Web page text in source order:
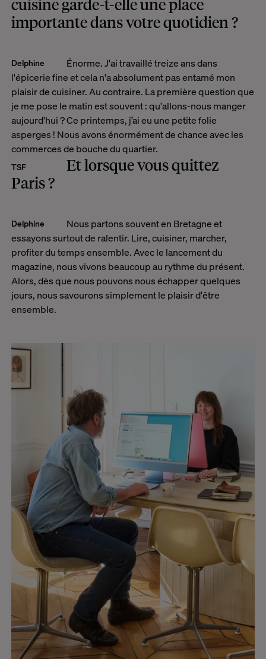
importante dans votre quotidien ?
Delphine
Énorme. J'ai travaillé treize ans dans
l'épicerie fine et cela n'a absolument pas entamé mon
plaisir de cuisiner. Au contraire. La première question que
je me pose le matin est souvent : qu'allons-nous manger
aujourd'hui ? Ce printemps, j’ai eu une petite folie
asperges ! Nous avons énormément de chance avec les
commerces de bouche du quartier.
TSF
Et lorsque vous quittez
Paris ?
Delphine
Nous partons souvent en Bretagne et
essayons surtout de ralentir. Lire, cuisiner, marcher,
profiter du temps ensemble. Avec le lancement du
magazine, nous vivons beaucoup au rythme du présent.
Alors, dès que nous pouvons nous échapper quelques
jours, nous savourons simplement le plaisir d'être
ensemble.